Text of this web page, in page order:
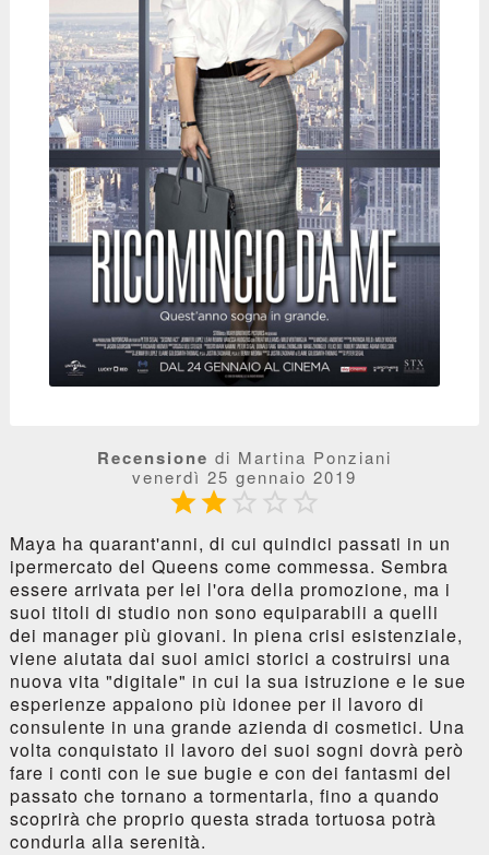
Recensione di Martina Ponziani
venerdì 25 gennaio 2019
   
Maya ha quarant'anni, di cui quindici passati in un
ipermercato del Queens come commessa. Sembra
essere arrivata per lei l'ora della promozione, ma i
suoi titoli di studio non sono equiparabili a quelli
dei manager più giovani. In piena crisi esistenziale,
viene aiutata dai suoi amici storici a costruirsi una
nuova vita "digitale" in cui la sua istruzione e le sue
esperienze appaiono più idonee per il lavoro di
consulente in una grande azienda di cosmetici. Una
volta conquistato il lavoro dei suoi sogni dovrà però
fare i conti con le sue bugie e con dei fantasmi del
passato che tornano a tormentarla, fino a quando
scoprirà che proprio questa strada tortuosa potrà
condurla alla serenità.